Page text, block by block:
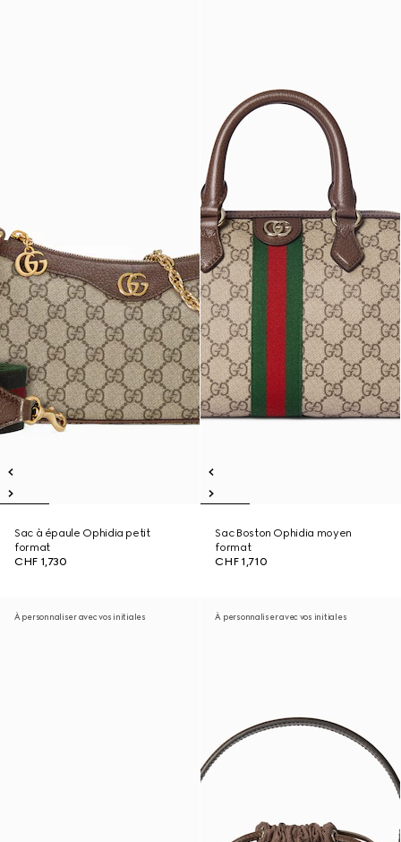
Sac à épaule Ophidia petit
format
CHF 1,730
Sac Boston Ophidia moyen
format
CHF 1,710
À personnaliser avec vos initiales À personnaliser avec vos initiales